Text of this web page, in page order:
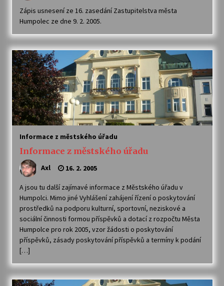
Zápis usnesení ze 16. zasedání Zastupitelstva města
Humpolec ze dne 9. 2. 2005.
Informace z městského úřadu
Informace z městského úřadu
Axl 16. 2. 2005
A jsou tu další zajímavé informace z Městského úřadu v
Humpolci. Mimo jiné Vyhlášení zahájení řízení o poskytování
prostředků na podporu kulturní, sportovní, neziskové a
sociální činnosti formou příspěvků a dotací z rozpočtu Města
Humpolce pro rok 2005, vzor žádosti o poskytování
příspěvků, zásady poskytování příspěvků a termíny k podání
[…]